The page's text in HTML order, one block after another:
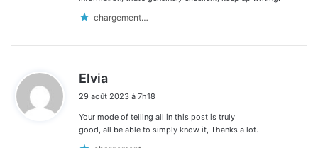
chargement…
Elvia
t
:
29 août 2023 à 7h18
Your mode of telling all in this post is truly
good, all be able to simply know it, Thanks a lot.